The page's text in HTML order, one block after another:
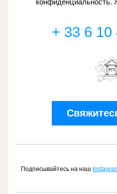
конфиденциальность.
+ 33 6 10
Подписывайтесь на наш